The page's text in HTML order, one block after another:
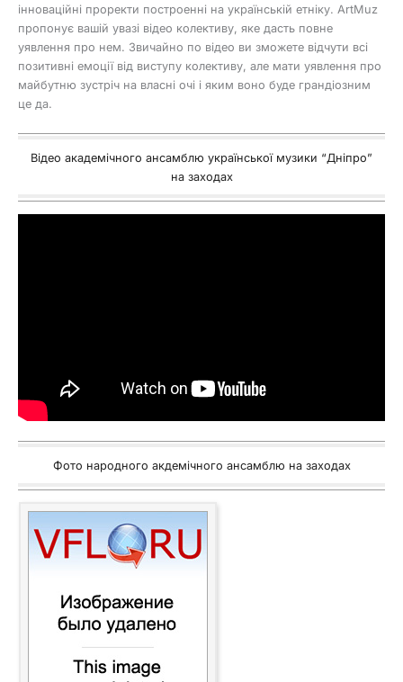
інноваційні проректи построенні на українській етніку. ArtMuz
пропонує вашій увазі відео колективу, яке дасть повне
уявлення про нем. Звичайно по відео ви зможете відчути всі
позитивні емоції від виступу колективу, але мати уявлення про
майбутню зустріч на власні очі і яким воно буде грандіозним
це да.
Відео академічного ансамблю української музики “Дніпро”
на заходах
Фото народного акдемічного ансамблю на заходах